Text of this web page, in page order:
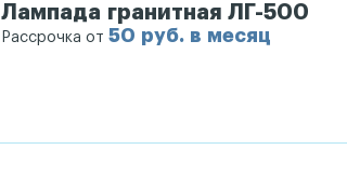
Лампада гранитная ЛГ-500
Рассрочка от50 руб. в месяц